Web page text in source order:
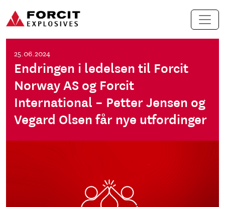
Hopp til innhold
Hovednavigasjon
25.06.2024
Endringen i ledelsen til Forcit
Norway AS og Forcit
International – Petter Jensen og
Vegard Olsen får nye utfordinger